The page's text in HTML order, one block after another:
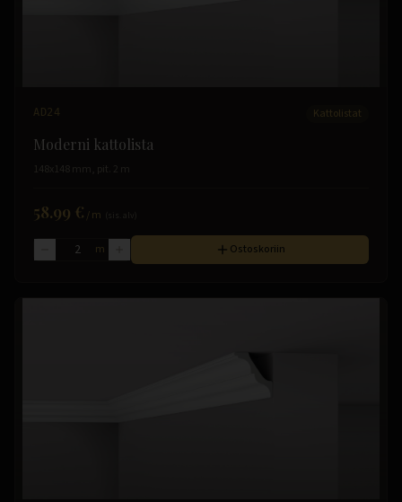
AD24 Kattolistat
Moderni kattolista
148x148 mm, pit. 2 m
58.99 € /m
m Ostoskoriin